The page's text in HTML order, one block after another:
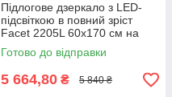
Підлогове дзеркало з LED-
підсвіткою в повний зріст
Facet 2205L 60х170 см на
ніжці-підставці у передпокій,
спальню, білий
Готово до відправки
5 664,80 ₴ 5 840 ₴